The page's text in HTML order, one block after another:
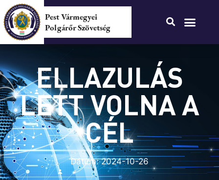
Pest Vármegyei
Polgárőr Szövetség
ELLAZULÁS
LETT VOLNA A
CÉL
Dátum:2024-10-26